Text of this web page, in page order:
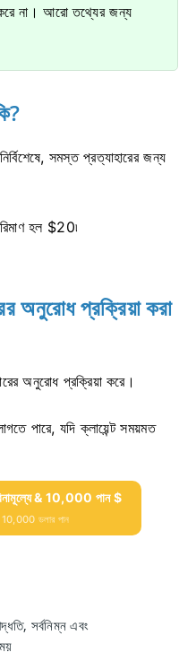
না।আরো তথ্যের জন্য
সমস্ত প্রত্যাহারের জন্য
হল $20৷
অনুরোধ প্রক্রিয়া করা
অনুরোধ প্রক্রিয়া করে।
পারে, যদি ক্লায়েন্ট সময়মত
& 10,000 পান $
10,000 ডলার পান
সর্বনিম্ন এবং